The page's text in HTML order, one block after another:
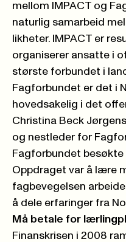
mellom IMPACT og
naturlig samarbeid
likheter. IMPACT er
organiserer ansatte i
største forbundet i
Fagforbundet er det i
hovedsakelig i det
Christina Beck
og nestleder for
Fagforbundet besøkte
Oppdraget var å lære
fagbevegelsen
å dele erfaringer fra
Må betale for
Finanskrisen i 2008